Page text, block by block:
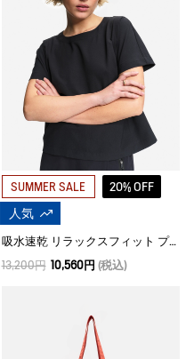
SUMMER SALE
20% OFF
人気
吸水速乾 リラックスフィット プリーツ入り半袖ブラウス
13,200円 10,560円 (税込)